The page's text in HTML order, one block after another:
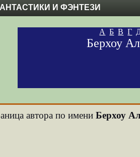
И ФЭНТЕЗИ
А Б В Г
Берхоу
автора по имени Берхоу